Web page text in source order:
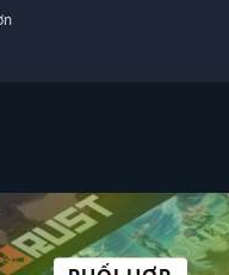
KHOA HỌC VIỄN